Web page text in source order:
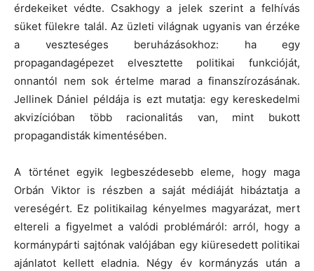
érdekeiket védte. Csakhogy a jelek szerint a felhívás
süket fülekre talál. Az üzleti világnak ugyanis van érzéke
a veszteséges beruházásokhoz: ha egy
propagandagépezet elvesztette politikai funkcióját,
onnantól nem sok értelme marad a finanszírozásának.
Jellinek Dániel példája is ezt mutatja: egy kereskedelmi
akvizícióban több racionalitás van, mint bukott
propagandisták kimentésében.
A történet egyik legbeszédesebb eleme, hogy maga
Orbán Viktor is részben a saját médiáját hibáztatja a
vereségért. Ez politikailag kényelmes magyarázat, mert
eltereli a figyelmet a valódi problémáról: arról, hogy a
kormánypárti sajtónak valójában egy kiüresedett politikai
ajánlatot kellett eladnia. Négy év kormányzás után a